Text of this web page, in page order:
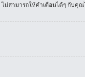
สามารถให้คำเตือนได้ๆ กับคุ